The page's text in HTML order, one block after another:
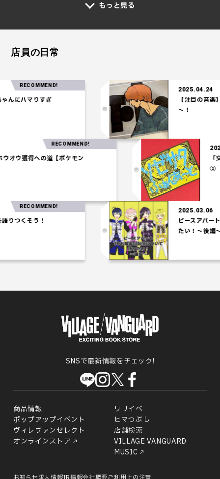
もっと見る
店員の日常
ハマりすぎ
RECOMMEND!
2025.04.24
【注目の音楽】「
～！
】ホウオウ獲得への道【ポケモン
RECOMMEND!
くそう！
RECOMMEND!
2025.03.06
ピースアパート3D
たい！～後編～
SNSで最新情報をチェック!
商品情報
リリイベ
ポップアップイベント
ヒマつぶし
ヴィレヴァンセレクト
店舗検索
オンラインストア
VILLAGE VANGUARD
MUSIC